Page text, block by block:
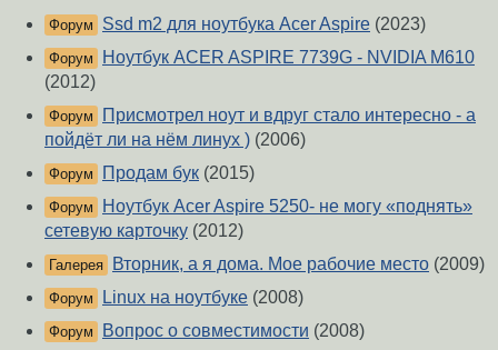
Форум Ssd m2 для ноутбука Acer Aspire (2023)
Форум
Ноутбук ACER ASPIRE 7739G - NVIDIA M610
(2012)
Форум
Присмотрел ноут и вдруг стало интересно - а
пойдёт ли на нём линух ) (2006)
Форум Продам бук (2015)
Форум
Ноутбук Acer Aspire 5250- не могу «поднять»
сетевую карточку (2012)
Галерея Вторник, а я дома. Мое рабочие место (2009)
Форум Linux на ноутбуке (2008)
Форум Вопрос о совместимости (2008)